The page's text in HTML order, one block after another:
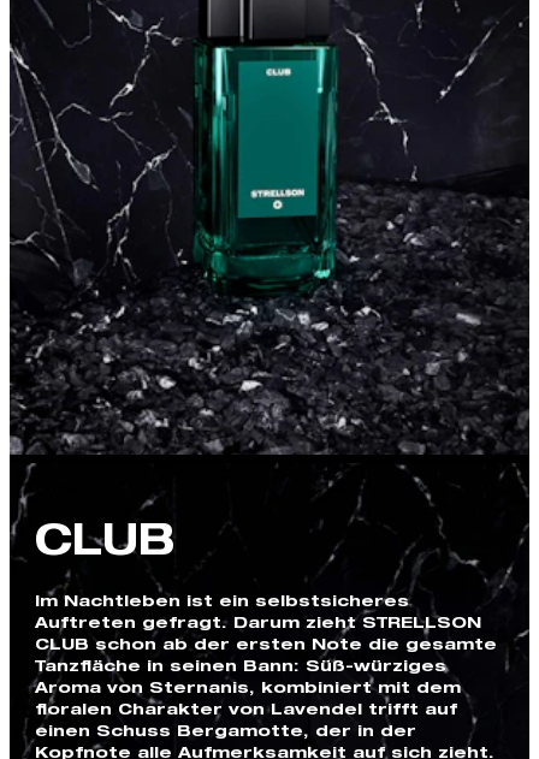
CLUB
Im Nachtleben ist ein selbstsicheres
Auftreten gefragt. Darum zieht STRELLSON
CLUB schon ab der ersten Note die gesamte
Tanzfläche in seinen Bann: Süß-würziges
Aroma von Sternanis, kombiniert mit dem
floralen Charakter von Lavendel trifft auf
einen Schuss Bergamotte, der in der
Kopfnote alle Aufmerksamkeit auf sich zieht.